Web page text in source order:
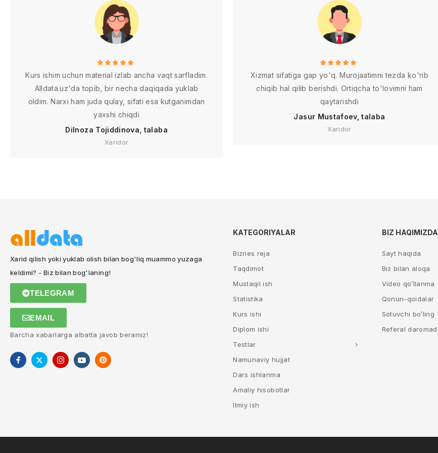
Kurs ishim uchun material izlab ancha vaqt sarfladim.
Alldata.uz'da topib, bir necha daqiqada yuklab
oldim. Narxi ham juda qulay, sifati esa kutganimdan
yaxshi chiqdi
Dilnoza Tojiddinova, talaba
Xaridor
Xizmat sifatiga gap yo'q. Murojaatimni tezda ko'rib
chiqib hal qilib berishdi. Ortiqcha to'lovimni ham
qaytarishdi
Jasur Mustafoev, talaba
Xaridor
Xarid qilish yoki yuklab olish bilan bog'liq muammo yuzaga
keldimi? - Biz bilan bog'laning!
TELEGRAM
EMAIL
Barcha xabarlarga albatta javob beramiz!
KATEGORIYALAR
Biznes reja
Taqdimot
Mustaqil ish
Statistika
Kurs ishi
Diplom ishi
Testlar
Namunaviy hujjat
Dars ishlanma
Amaliy hisobotlar
Ilmiy ish
BIZ HAQIMIZDA
Sayt haqida
Biz bilan aloqa
Video qo’llanma
Qonun-qoidalar
Sotuvchi bo’ling
Referal daromad